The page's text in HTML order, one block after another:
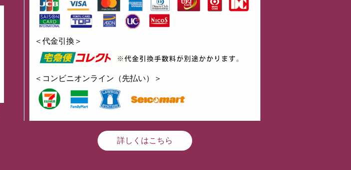
＜代金引換＞
＜コンビニオンライン（先払い）＞
詳しくはこちら